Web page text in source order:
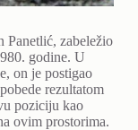
Panetlić, zabeležio
godine. U
on je postigao
rezultatom
poziciju kao
ovim prostorima.